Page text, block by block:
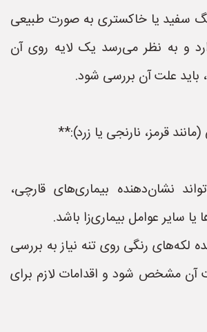
سفید یا خاکستری به صورت طبیعی
و به نظر می‌رسد یک لایه روی آن
علت آن بررسی شود.
نشان‌دهنده بیماری‌های قارچی،
سایر عوامل بیماری‌زا باشد.
لکه‌های رنگی روی تنه نیاز به بررسی
آن مشخص شود و اقدامات لازم برای